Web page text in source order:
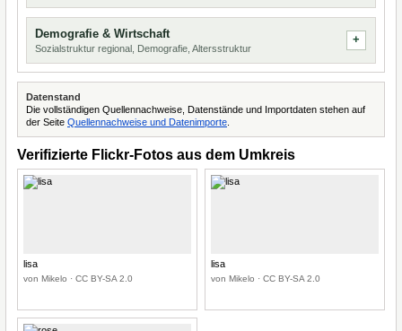
Demografie & Wirtschaft
Sozialstruktur regional, Demografie, Altersstruktur
Datenstand
Die vollständigen Quellennachweise, Datenstände und Importdaten stehen auf
der Seite Quellennachweise und Datenimporte
Verifizierte Flickr-Fotos aus dem Umkreis
lisa
von Mikelo · CC BY-SA 2.0
lisa
von Mikelo · CC BY-SA 2.0